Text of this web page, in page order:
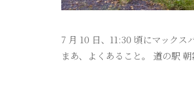
7 月 10 日、11:30 頃にマックス
まあ、よくあること。 道の駅